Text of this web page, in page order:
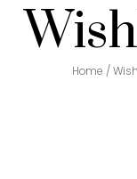
Home /